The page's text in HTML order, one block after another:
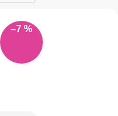
–7 %